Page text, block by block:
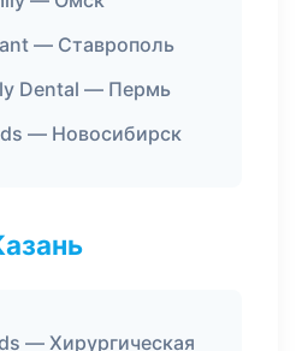
— Ставрополь
Dental — Пермь
— Новосибирск
— Хирургическая